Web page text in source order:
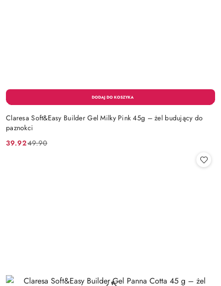
Claresa Soft&Easy Builder Gel Milky Pink 45g – żel budujący do
paznokci
Cena
39.92
Cena 49.90